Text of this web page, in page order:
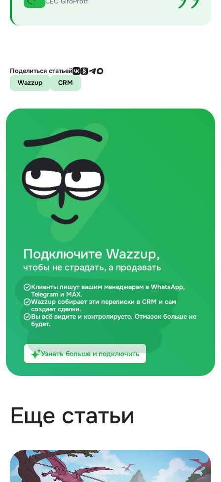
Поделиться статьей
Wazzup
CRM
Подключите Wazzup,
чтобы не страдать, а продавать
Клиенты пишут вашим менеджерам в WhatsApp,
Telegram и MAX.
Wazzup собирает эти переписки в CRM и сам
создает сделки.
Вы всё видите и контролируете. Отмазок больше не
будет.
Узнать больше и подключить
Еще статьи